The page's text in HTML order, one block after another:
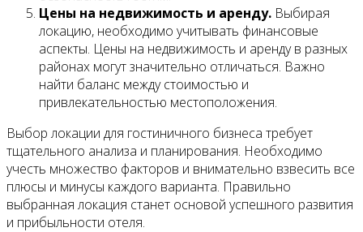
Цены на недвижимость и аренду. Выбирая
локацию, необходимо учитывать финансовые
аспекты. Цены на недвижимость и аренду в разных
районах могут значительно отличаться. Важно
найти баланс между стоимостью и
привлекательностью местоположения.
Выбор локации для гостиничного бизнеса требует
тщательного анализа и планирования. Необходимо
учесть множество факторов и внимательно взвесить все
плюсы и минусы каждого варианта. Правильно
выбранная локация станет основой успешного развития
и прибыльности отеля.